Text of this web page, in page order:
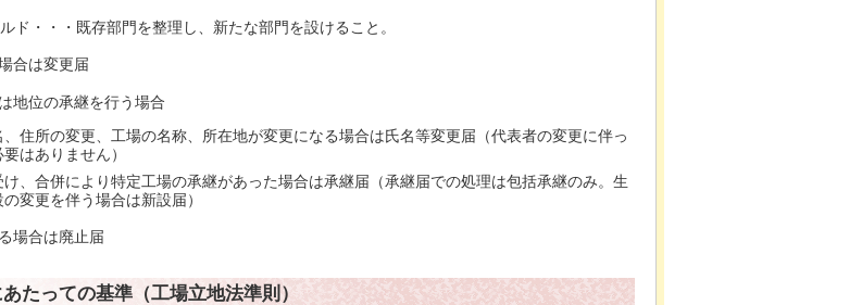
ド・・・既存部門を整理し、新たな部門を設けること。
合は変更届
地位の承継を行う場合
、住所の変更、工場の名称、所在地が変更になる場合は氏名等変更届（代表者の変更に伴っ
はありません）
け、合併により特定工場の承継があった場合は承継届（承継届での処理は包括承継のみ。生
変更を伴う場合は新設届）
場合は廃止届
たっての基準（工場立地法準則）